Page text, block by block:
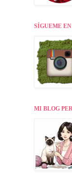
SÍGUEME
MI BLOG